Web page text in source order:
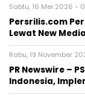
Sabtu, 16 Mei 2026 -
Persrilis.com
Lewat New
Rabu, 19 November
PR Newswire –
Indonesia,